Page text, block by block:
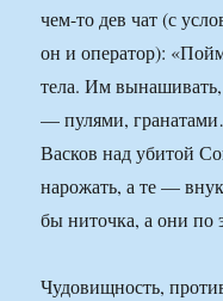
чем-то дев чат (с
он и оператор):
тела. Им
— пулями,
Васков над убитой
нарожать, а те —
бы ниточка, а они
Чудовищность,